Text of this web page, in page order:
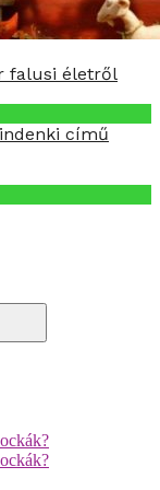
falusi életről
című